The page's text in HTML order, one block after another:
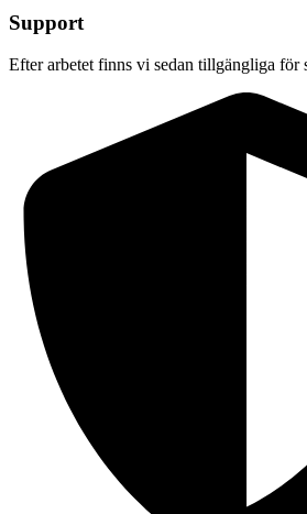
Support
Efter arbetet finns vi sedan tillgängliga för